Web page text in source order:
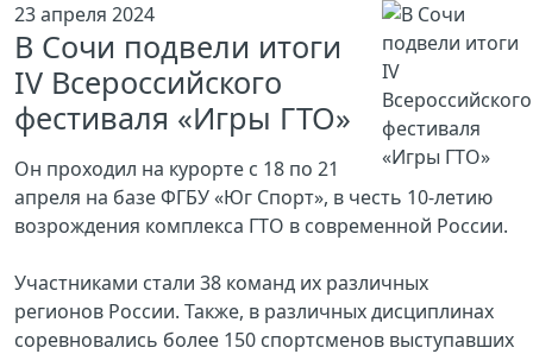
23 апреля 2024
В Сочи подвели итоги
IV Всероссийского
фестиваля «Игры ГТО»
Он проходил на курорте с 18 по 21
апреля на базе ФГБУ «Юг Спорт», в честь 10-летию
возрождения комплекса ГТО в современной России.
Участниками стали 38 команд их различных
регионов России. Также, в различных дисциплинах
соревновались более 150 спортсменов выступавших